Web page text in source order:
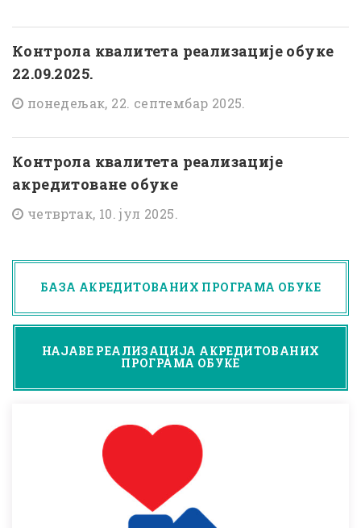
Контрола квалитета реализације обуке
22.09.2025.
понедељак, 22. септембар 2025.
Контрола квалитета реализације
акредитоване обуке
четвртак, 10. јул 2025.
БАЗА АКРЕДИТОВАНИХ ПРОГРАМА ОБУКЕ
НАЈАВЕ РЕАЛИЗАЦИЈА АКРЕДИТОВАНИХ
ПРОГРАМА ОБУКЕ